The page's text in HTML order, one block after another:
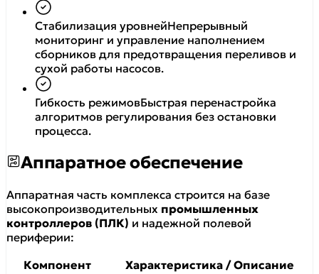
Стабилизация уровнейНепрерывный
мониторинг и управление наполнением
сборников для предотвращения переливов и
сухой работы насосов.
Гибкость режимовБыстрая перенастройка
алгоритмов регулирования без остановки
процесса.
Аппаратное обеспечение
Аппаратная часть комплекса строится на базе
высокопроизводительных промышленных
контроллеров (ПЛК) и надежной полевой
периферии:
Компонент
Характеристика / Описание